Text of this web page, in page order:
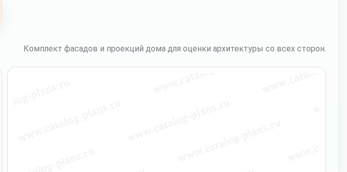
Комплект фасадов и проекций дома для оценки архитектуры со всех сторон.